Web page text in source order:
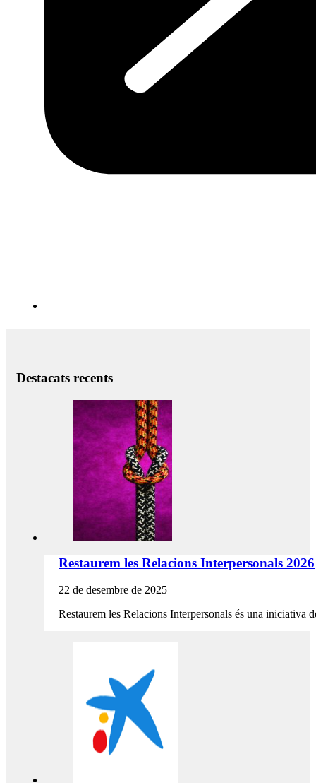
Destacats recents
Restaurem les Relacions Interpersonals 2026
22 de desembre de 2025
Restaurem les Relacions Interpersonals és una